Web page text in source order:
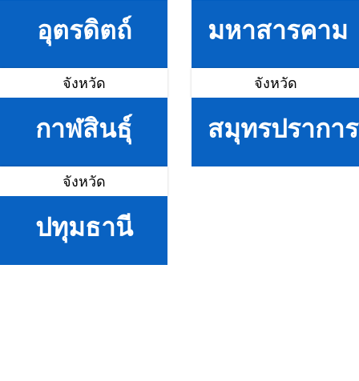
อุตรดิตถ์ มหาสารคาม
จังหวัด
กาฬสินธุ์
จังหวัด
สมุทรปราการ
จังหวัด
ปทุมธานี